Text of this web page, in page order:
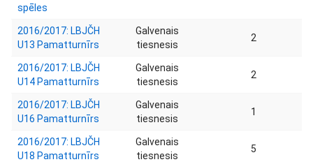
spēles
2016/2017: LBJČH
U13 Pamatturnīrs
Galvenais
tiesnesis
2
2016/2017: LBJČH
U14 Pamatturnīrs
Galvenais
tiesnesis
2
2016/2017: LBJČH
U16 Pamatturnīrs
Galvenais
tiesnesis
1
2016/2017: LBJČH
U18 Pamatturnīrs
Galvenais
tiesnesis
5